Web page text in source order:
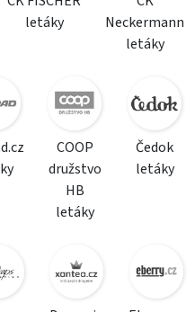
letáky
Neckermann
letáky
COOP
družstvo
HB
letáky
Čedok
letáky